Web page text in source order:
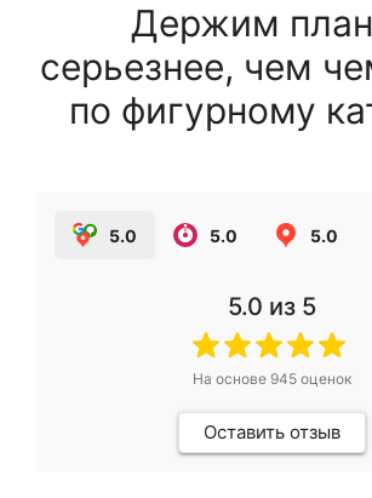
Держим
серьезнее, чем
по фигурному
5.0 5.0 5.0
5.0 из 5
На основе 945оценок
Оставить отзыв